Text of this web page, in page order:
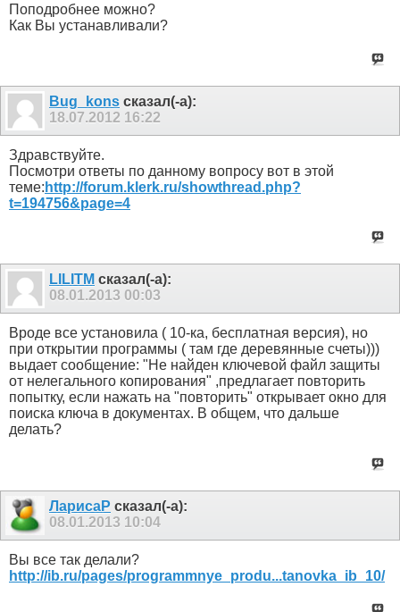
Поподробнее можно?
Как Вы устанавливали?
Bug_kons сказал(-а):
18.07.2012 16:22
Здравствуйте.
Посмотри ответы по данному вопросу вот в этой
теме: http://forum.klerk.ru/showthread.php?
t=194756&page=4
LILITM сказал(-а):
08.01.2013 00:03
Вроде все установила ( 10-ка, бесплатная версия), но
при открытии программы ( там где деревянные счеты)))
выдает сообщение: "Не найден ключевой файл защиты
от нелегального копирования" ,предлагает повторить
попытку, если нажать на "повторить" открывает окно для
поиска ключа в документах. В общем, что дальше
делать?
ЛарисаР сказал(-а):
08.01.2013 10:04
Вы все так делали?
http://ib.ru/pages/programmnye_produ...tanovka_ib_10/